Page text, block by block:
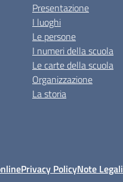
Presentazione
I luoghi
Le persone
I numeri della scuola
Le carte della scuola
Organizzazione
La storia
Privacy PolicyNote Legali